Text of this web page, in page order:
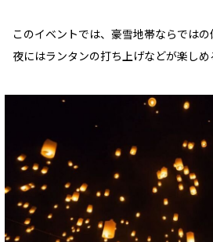
このイベントでは、豪雪地帯ならではの
夜にはランタンの打ち上げなどが楽し